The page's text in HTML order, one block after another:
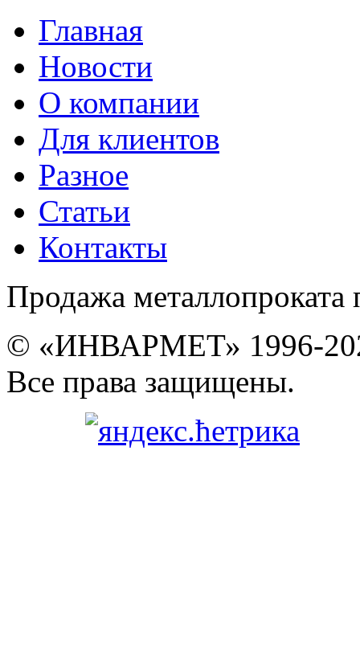
Главная
Новости
О компании
Для клиентов
Разное
Статьи
Контакты
Продажа металлопроката
© «ИНВАРМЕТ» 1996-
Все права защищены.